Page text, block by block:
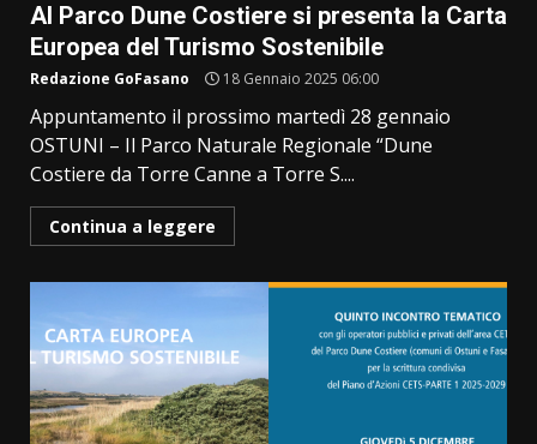
Al Parco Dune Costiere si presenta la Carta
Europea del Turismo Sostenibile
Redazione GoFasano 18 Gennaio 2025 06:00
Appuntamento il prossimo martedì 28 gennaio
OSTUNI – Il Parco Naturale Regionale “Dune
Costiere da Torre Canne a Torre S....
Continua a leggere